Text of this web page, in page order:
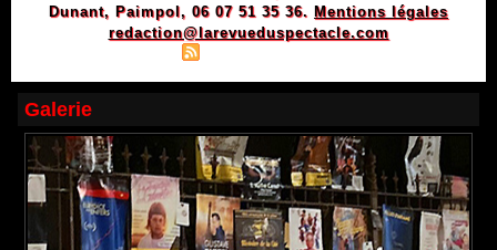
Dunant, Paimpol, 06 07 51 35 36. Mentions légales
redaction@larevueduspectacle.com
Galerie